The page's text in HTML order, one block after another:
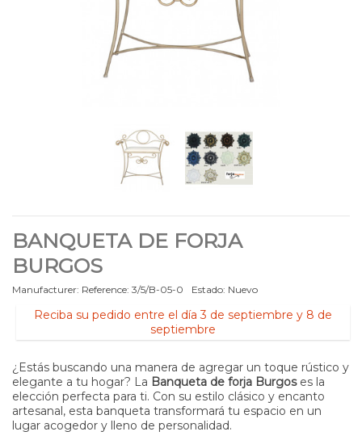
BANQUETA DE FORJA
BURGOS
Manufacturer: Reference: 3/5/B-05-0 Estado: Nuevo
Reciba su pedido entre el día 3 de septiembre y 8 de
septiembre
¿Estás buscando una manera de agregar un toque rústico y
elegante a tu hogar? La Banqueta de forja Burgoses la
elección perfecta para ti. Con su estilo clásico y encanto
artesanal, esta banqueta transformará tu espacio en un
lugar acogedor y lleno de personalidad.